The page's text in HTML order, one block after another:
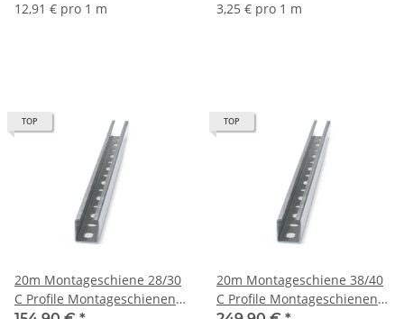
12,91 € pro 1 m
3,25 € pro 1 m
TOP
20m Montageschiene 28/30
C Profile Montageschienen
TOP
20m Montageschiene 38/40
C Profile Montageschienen